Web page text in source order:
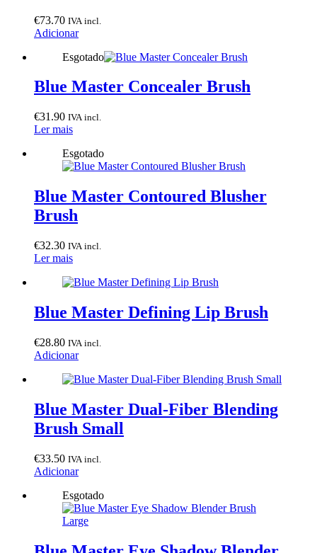
€73.70 IVA incl.
Adicionar
Esgotado
Blue Master Concealer Brush
€31.90 IVA incl.
Ler mais
Esgotado
Blue Master Contoured Blusher
Brush
€32.30 IVA incl.
Ler mais
Blue Master Defining Lip Brush
€28.80 IVA incl.
Adicionar
Blue Master Dual-Fiber Blending
Brush Small
€33.50 IVA incl.
Adicionar
Esgotado